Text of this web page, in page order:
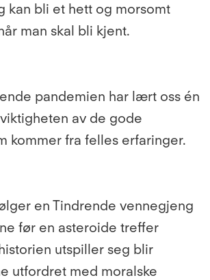
kan bli et hett og morsomt
man skal bli kjent.
pandemien har lært oss én
av de gode
kommer fra felles erfaringer.
en Tindrende vennegjeng
før en asteroide treffer
utspiller seg blir
utfordret med moralske